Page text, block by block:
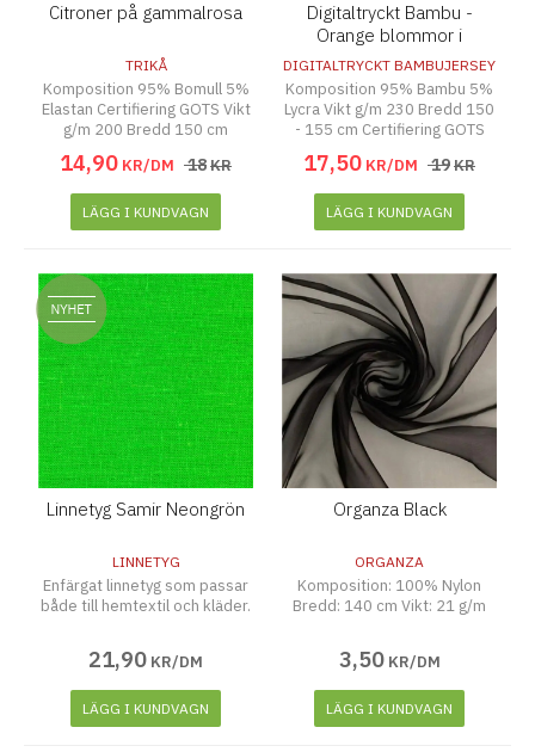
Citroner på gammalrosa
TRIKÅ
Komposition 95% Bomull 5%
Elastan Certifiering GOTS Vikt
g/m 200 Bredd 150 cm
14,90 KR/DM 18KR
LÄGG I KUNDVAGN
Digitaltryckt Bambu -
Orange blommor i
vattenfärg
DIGITALTRYCKT BAMBUJERSEY
Komposition 95% Bambu 5%
Lycra Vikt g/m 230 Bredd 150
- 155 cm Certifiering GOTS
17,50 KR/DM 19KR
LÄGG I KUNDVAGN
Linnetyg Samir Neongrön
LINNETYG
Enfärgat linnetyg som passar
både till hemtextil och kläder.
21,90 KR/DM
LÄGG I KUNDVAGN
Organza Black
ORGANZA
Komposition: 100% Nylon
Bredd: 140 cm Vikt: 21 g/m
3,50 KR/DM
LÄGG I KUNDVAGN